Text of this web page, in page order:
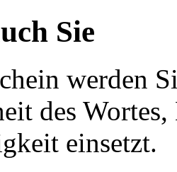
Sie
werden
des
einsetzt.